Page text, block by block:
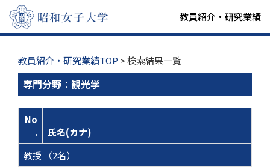
教員紹介・研究業績
教員紹介・研究業績TOP > 検索結果一覧
専門分野：観光学
No
.
氏名(カナ)
教授 （2名）